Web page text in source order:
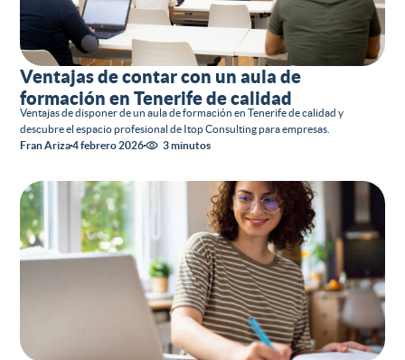
Ventajas de contar con un aula de
formación en Tenerife de calidad
Ventajas de disponer de un aula de formación en Tenerife de calidad y
descubre el espacio profesional de Itop Consulting para empresas.
Fran Ariza4 febrero 2026 3 minutos